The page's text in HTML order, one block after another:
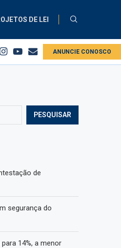
DE LEI
treinamento em segurança do trabalho
ANUNCIE CONOSCO
PESQUISAR
de
segurança do
14%, a menor